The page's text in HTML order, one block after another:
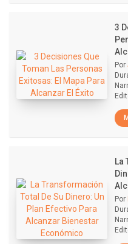
3
Por
La
Por